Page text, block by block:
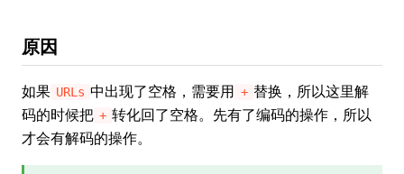
原因
如果 URLs 中出现了空格，需要用 + 替换，所以这里解
码的时候把 + 转化回了空格。先有了编码的操作，所以
才会有解码的操作。